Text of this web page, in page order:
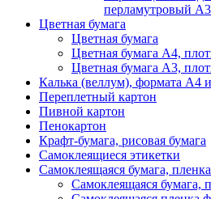
перламутровый
Цветная бумага
Цветная бумага
Цветная бумага А4,
Цветная бумага А3,
Калька (веллум), формата А4
Переплетный картон
Пивной картон
Пенокартон
Крафт-бумага, рисовая бумага
Самоклеящиеся этикетки
Самоклеящаяся бумага, пленка
Самоклеящаяся бумага,